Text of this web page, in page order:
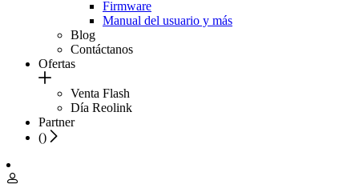
Firmware
Manual del usuario y más
Blog
Contáctanos
Ofertas
Venta Flash
Día Reolink
Partner
()